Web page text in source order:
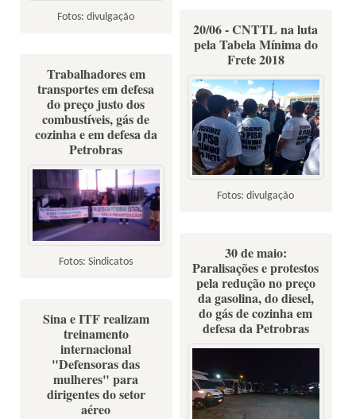
Fotos: divulgação
20/06 - CNTTL na luta
pela Tabela Mínima do
Frete 2018
Fotos: divulgação
Trabalhadores em
transportes em defesa
do preço justo dos
combustíveis, gás de
cozinha e em defesa da
Petrobras
Fotos: Sindicatos
30 de maio:
Paralisações e protestos
pela redução no preço
da gasolina, do diesel,
do gás de cozinha em
defesa da Petrobras
Sina e ITF realizam
treinamento
internacional
"Defensoras das
mulheres" para
dirigentes do setor
aéreo